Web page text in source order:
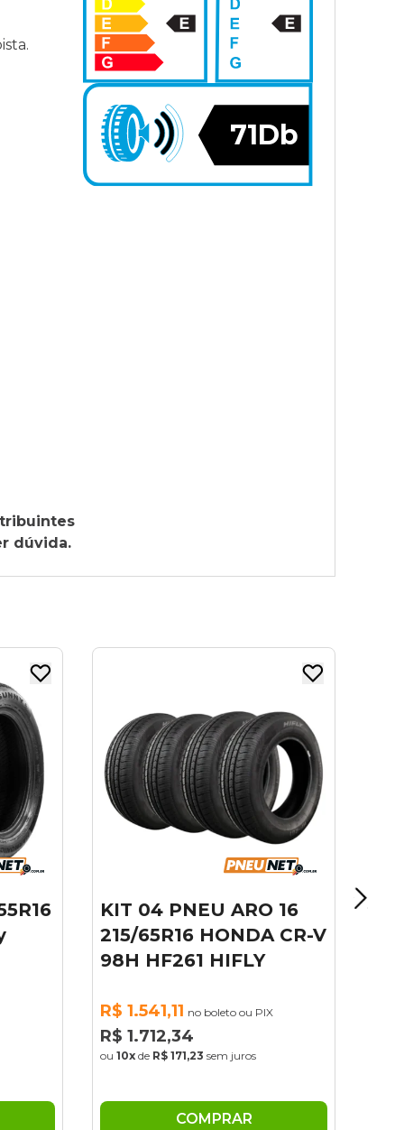
dúvida.
71Db
KIT 04 PNEU ARO 16
215/65R16 HONDA CR-V
98H HF261 HIFLY
R$ 1.541,11 no boleto ou PIX
R$ 1.712,34
ou 10x de R$ 171,23 sem juros
COMPRAR